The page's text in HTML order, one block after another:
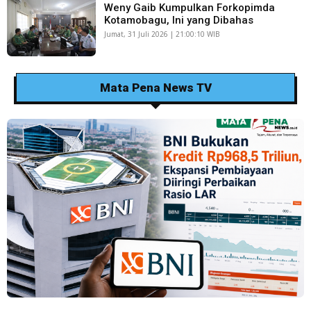
Weny Gaib Kumpulkan Forkopimda
Kotamobagu, Ini yang Dibahas
Jumat, 31 Juli 2026 | 21:00:10 WIB
Mata Pena News TV